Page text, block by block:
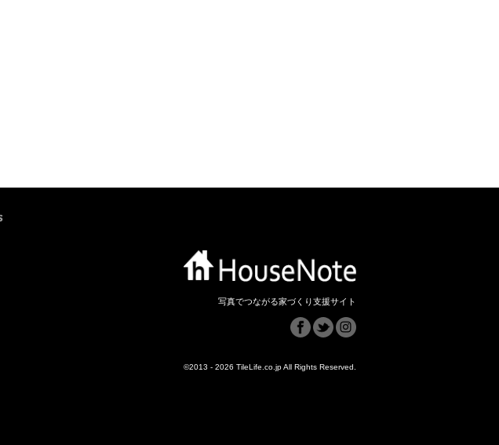
写真でつながる家づくり支援サイト
©2013 - 2026 TileLife.co.jp All Rights Reserved.